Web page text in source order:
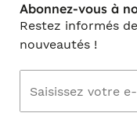
Abonnez-vous à
Restez informés
nouveautés !